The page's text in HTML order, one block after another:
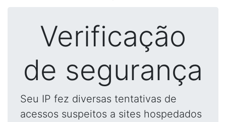
Verificação
de segurança
Seu IP fez diversas tentativas de
acessos suspeitos a sites hospedados